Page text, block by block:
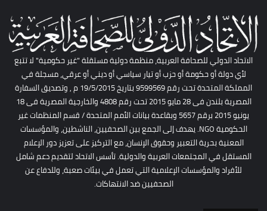
الاتحاد الدولي للصحافة العربية، منظمة دولية مستقلة "غير حكومية" لا تتبع
لأي دولة أو حكومة أو حزب أو تيار سياسي أو ديني أو عرقي، مسجلة في
المملكة المتحدة تحت رقم 9599569 بتاريخ 19/5/2015 م , وتصديق السفارة
المصرية بلندن فى 28 مايو 2015 تحت رقم 4808 والخارجية المصرية فى 18
يونيو 2015 برقم 5657 وبقاعدة بيانات الأمم المتحدة / قسم المنظمات غير
الحكومية NGO. يهدف إلى الجمع بين الصحفيين، الناشطين، والمؤسسات
المعنية بحرية التعبير وحقوق الإنسان، مع التركيز على تعزيز دور الإعلام
المستقل في المجتمعات العربية والدولية. تأسس الاتحاد لتقديم دعم شامل
للأفراد والمؤسسات الإعلامية التي تعمل في بيئات صعبة، وللدفاع عن
الصحفيين ضد الانتهاكات.